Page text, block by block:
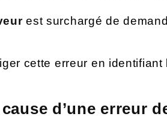
est surchargé de
cette erreur en
d’une erreur